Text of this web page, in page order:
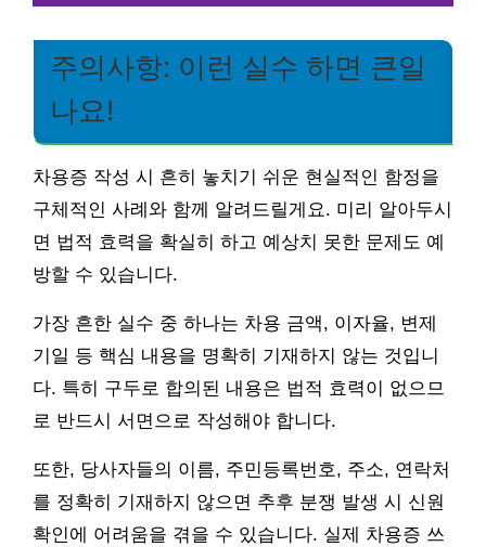
주의사항: 이런 실수 하면 큰일
나요!
차용증 작성 시 흔히 놓치기 쉬운 현실적인 함정을
구체적인 사례와 함께 알려드릴게요. 미리 알아두시
면 법적 효력을 확실히 하고 예상치 못한 문제도 예
방할 수 있습니다.
가장 흔한 실수 중 하나는 차용 금액, 이자율, 변제
기일 등 핵심 내용을 명확히 기재하지 않는 것입니
다. 특히 구두로 합의된 내용은 법적 효력이 없으므
로 반드시 서면으로 작성해야 합니다.
또한, 당사자들의 이름, 주민등록번호, 주소, 연락처
를 정확히 기재하지 않으면 추후 분쟁 발생 시 신원
확인에 어려움을 겪을 수 있습니다. 실제 차용증 쓰